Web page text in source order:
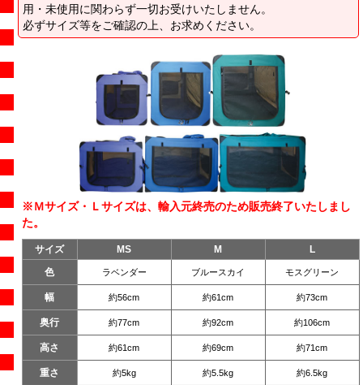
用・未使用に関わらず一切お受けいたしません。
必ずサイズ等をご確認の上、お求めください。
※Ｍサイズ・Ｌサイズは、輸入元終売のため販売終了いたしまし
た。
サイズ MS M
L
色
ラベンダー ブルースカイ モスグリーン
幅 約56cm 約61cm 約73cm
奥行 約77cm 約92cm 約106cm
高さ 約61cm 約69cm 約71cm
重さ 約5kg 約5.5kg 約6.5kg